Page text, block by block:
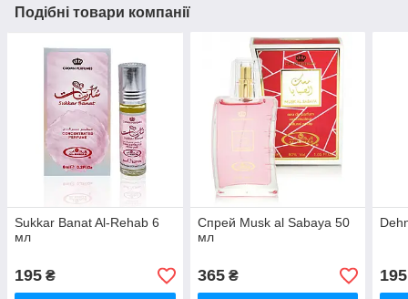
Подібні товари компанії
Sukkar Banat Al-Rehab 6
мл
195 ₴
Спрей Musk al Sabaya 50
мл
365₴ 195